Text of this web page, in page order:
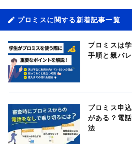
プロミスに関する新着記事一覧
プロミスは
手順と親バ
プロミス申
がある？電
法